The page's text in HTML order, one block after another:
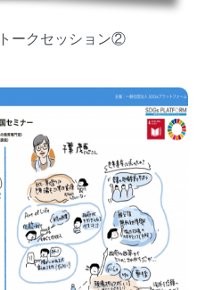
ークセッション②